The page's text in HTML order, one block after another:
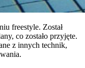
freestyle. Został
co zostało przyjęte.
z innych technik,